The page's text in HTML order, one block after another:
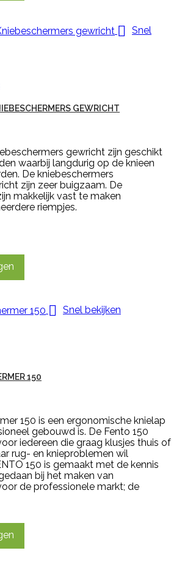
 Snel
GEWRICHT
gewricht zijn geschikt
waarbij langdurig op de knieen
De kniebeschermers
zijn zeer buigzaam. De
makkelijk vast te maken
riempjes.
 Snel bekijken
150
150 is een ergonomische knielap
gebouwd is. De Fento 150
iedereen die graag klusjes thuis of
rug- en knieproblemen wil
150 is gemaakt met de kennis
bij het maken van
de professionele markt; de